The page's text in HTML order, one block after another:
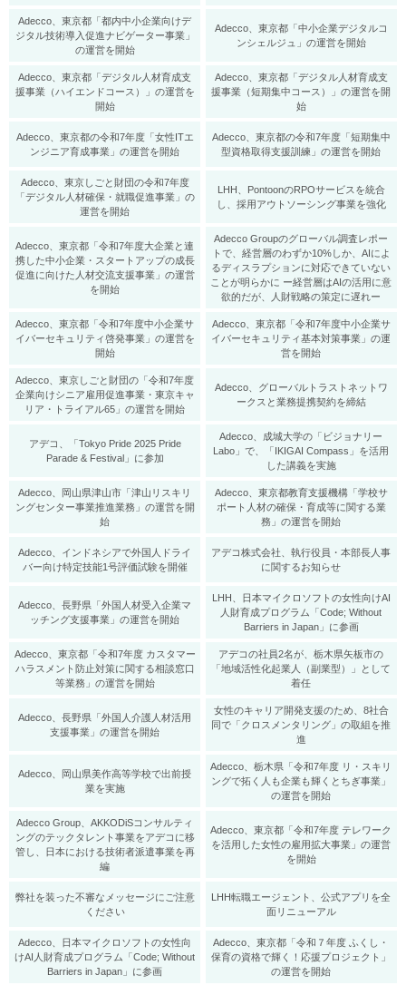
Adecco、東京都「都内中小企業向けデ
ジタル技術導入促進ナビゲーター事業」
の運営を開始
Adecco、東京都「中小企業デジタルコ
ンシェルジュ」の運営を開始
Adecco、東京都「デジタル人材育成支
援事業（ハイエンドコース）」の運営を
開始
Adecco、東京都「デジタル人材育成支
援事業（短期集中コース）」の運営を開
始
Adecco、東京都の令和7年度「女性ITエ
ンジニア育成事業」の運営を開始
Adecco、東京都の令和7年度「短期集中
型資格取得支援訓練」の運営を開始
Adecco、東京しごと財団の令和7年度
「デジタル人材確保・就職促進事業」の
運営を開始
LHH、PontoonのRPOサービスを統合
し、採用アウトソーシング事業を強化
Adecco、東京都「令和7年度大企業と連
携した中小企業・スタートアップの成長
促進に向けた人材交流支援事業」の運営
を開始
Adecco Groupのグローバル調査レポー
トで、経営層のわずか10%しか、AIによ
るディスラプションに対応できていない
ことが明らかに ー経営層はAIの活用に意
欲的だが、人財戦略の策定に遅れー
Adecco、東京都「令和7年度中小企業サ
イバーセキュリティ啓発事業」の運営を
開始
Adecco、東京都「令和7年度中小企業サ
イバーセキュリティ基本対策事業」の運
営を開始
Adecco、東京しごと財団の「令和7年度
企業向けシニア雇用促進事業・東京キャ
リア・トライアル65」の運営を開始
Adecco、グローバルトラストネットワ
ークスと業務提携契約を締結
アデコ、「Tokyo Pride 2025 Pride
Parade & Festival」に参加
Adecco、成城大学の「ビジョナリー
Labo」で、「IKIGAI Compass」を活用
した講義を実施
Adecco、岡山県津山市「津山リスキリ
ングセンター事業推進業務」の運営を開
始
Adecco、東京都教育支援機構「学校サ
ポート人材の確保・育成等に関する業
務」の運営を開始
Adecco、インドネシアで外国人ドライ
バー向け特定技能1号評価試験を開催
アデコ株式会社、執行役員・本部長人事
に関するお知らせ
Adecco、長野県「外国人材受入企業マ
ッチング支援事業」の運営を開始
LHH、日本マイクロソフトの女性向けAI
人財育成プログラム「Code; Without
Barriers in Japan」に参画
Adecco、東京都「令和7年度 カスタマー
ハラスメント防止対策に関する相談窓口
等業務」の運営を開始
アデコの社員2名が、栃木県矢板市の
「地域活性化起業人（副業型）」として
着任
Adecco、長野県「外国人介護人材活用
支援事業」の運営を開始
女性のキャリア開発支援のため、8社合
同で「クロスメンタリング」の取組を推
進
Adecco、岡山県美作高等学校で出前授
業を実施
Adecco、栃木県「令和7年度 リ・スキリ
ングで拓く人も企業も輝くとちぎ事業」
の運営を開始
Adecco Group、AKKODiSコンサルティ
ングのテックタレント事業をアデコに移
管し、日本における技術者派遣事業を再
編
Adecco、東京都「令和7年度 テレワーク
を活用した女性の雇用拡大事業」の運営
を開始
弊社を装った不審なメッセージにご注意
ください
LHH転職エージェント、公式アプリを全
面リニューアル
Adecco、日本マイクロソフトの女性向
けAI人財育成プログラム「Code; Without
Barriers in Japan」に参画
Adecco、東京都「令和７年度 ふくし・
保育の資格で輝く！応援プロジェクト」
の運営を開始